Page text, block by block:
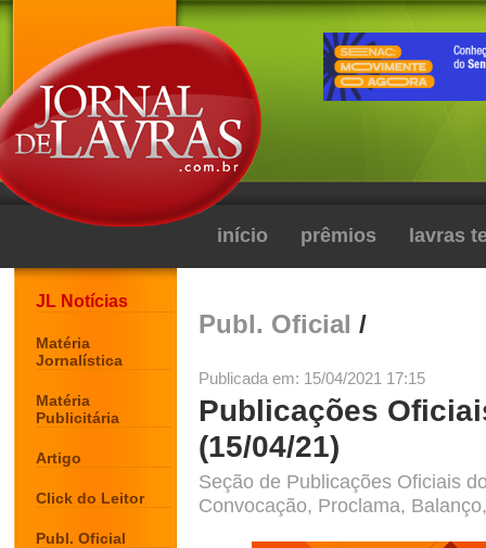
início prêmios lavras
JL Notícias
Matéria
Jornalística
Matéria
Publicitária
Artigo
Click do Leitor
Publ. Oficial
Publ. Oficial /
Publicada em: 15/04/2021 17:15
Publicações
(15/04/21)
Seção de Publicações Oficiais
Convocação, Proclama,